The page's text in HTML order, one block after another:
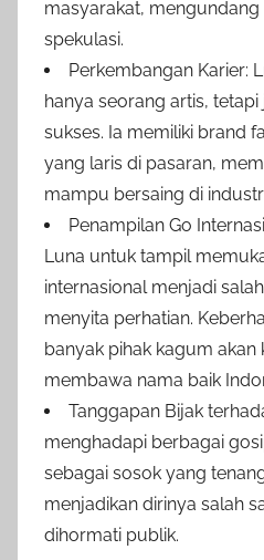
masyarakat,
spekulasi.
Perkembangan Karier:
hanya seorang artis,
sukses. Ia memiliki brand
yang laris di pasaran,
mampu bersaing di
Penampilan Go
Luna untuk tampil
internasional menjadi
menyita perhatian.
banyak pihak kagum
membawa nama baik
Tanggapan Bijak
menghadapi berbagai
sebagai sosok yang
menjadikan dirinya salah
dihormati publik.